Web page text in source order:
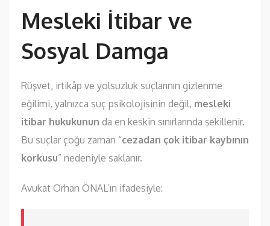
Mesleki İtibar ve
Sosyal Damga
Rüşvet, irtikâp ve yolsuzluk suçlarının gizlenme
eğilimi, yalnızca suç psikolojisinin değil, mesleki
itibar hukukunun da en keskin sınırlarında şekillenir.
Bu suçlar çoğu zaman “cezadan çok itibar kaybının
korkusu” nedeniyle saklanır.
Avukat Orhan ÖNAL’ın ifadesiyle: